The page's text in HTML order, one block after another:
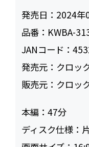
発売日： 2024年
品番： KWBA-
JANコード：
発売元： クロッ
販売元： クロッ
本編：47
ディスク仕様：